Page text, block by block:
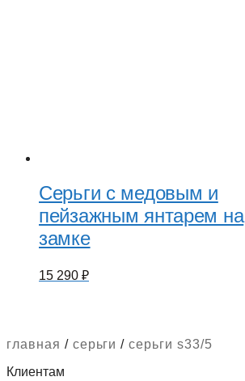
Серьги с медовым и
пейзажным янтарем на
замке
15 290 ₽
главная / серьги /серьги s33/5
Клиентам